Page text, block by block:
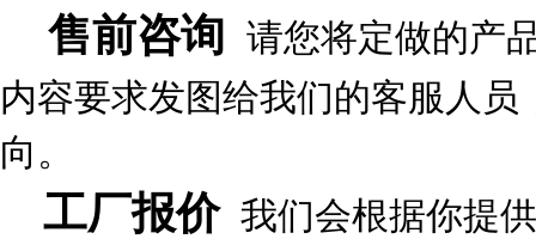
售前咨询 请您将定做的产
内容要求发图给我们的客服人
向。
工厂报价 我们会根据你提